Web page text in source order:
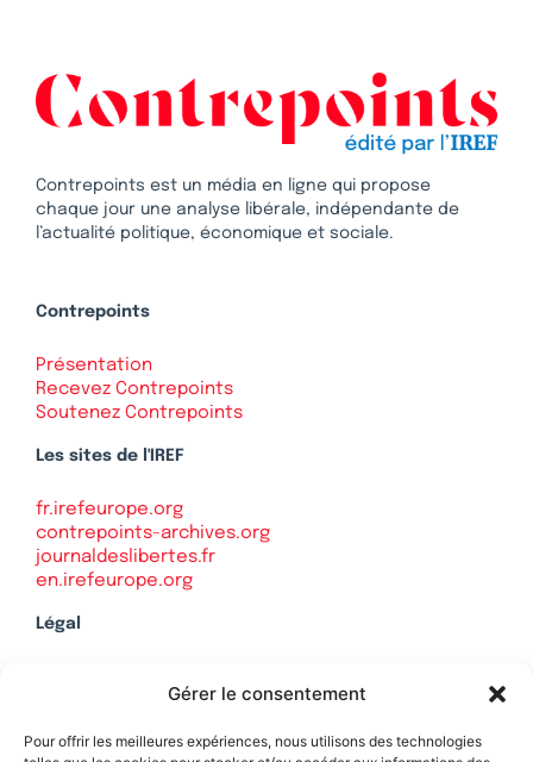
Gérer le consentement
Pour offrir les meilleures expériences, nous utilisons des technologies
Contrepoints est un média en ligne qui propose
chaque jour une analyse libérale, indépendante de
l’actualité politique, économique et sociale.
Contrepoints
Présentation
Recevez Contrepoints
Soutenez Contrepoints
Les sites de l'IREF
fr.irefeurope.org
contrepoints-archives.org
journaldeslibertes.fr
en.irefeurope.org
Légal
Politique de confidentialité